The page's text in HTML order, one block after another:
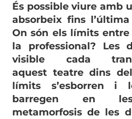
És possible viure amb
absorbeix fins l’última
On són els límits
la professional? Les
visible cada
aquest teatre dins
límits s’esborren i
barregen en les
metamorfosis de les